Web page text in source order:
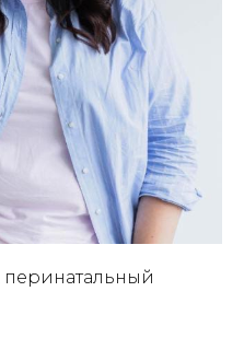
перинатальный